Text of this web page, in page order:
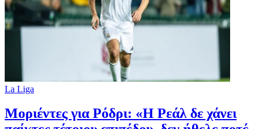
La Liga
Μοριέντες για Ρόδρι: «Η Ρεάλ δε χάνει